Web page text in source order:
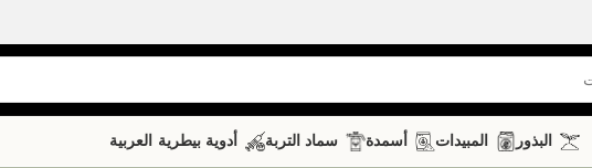
البذور المبيدات أسمدة سماد التربة أدوية بيطرية العربية